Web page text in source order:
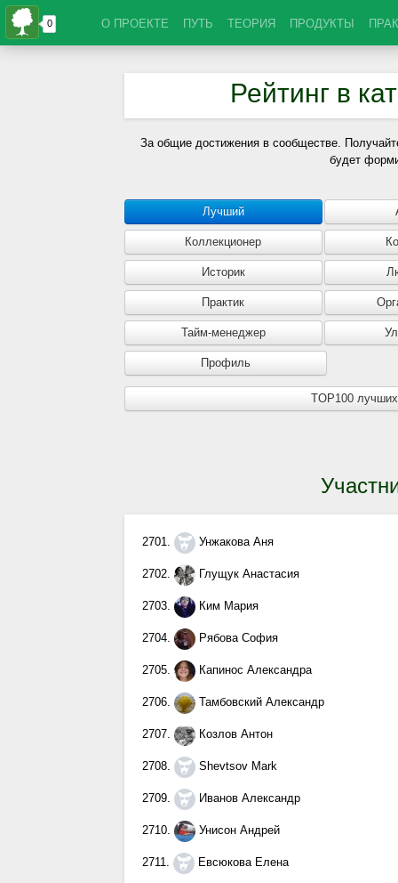
О ПРОЕКТЕ ПУТЬ ТЕОРИЯ ПРОДУКТЫ
Рейтинг в
За общие достижения в сообществе.
будет
Лучший
Коллекционер
Историк
Практик
Тайм-менеджер
Профиль
TOP100
2701. Унжакова Аня
2702. Глущук Анастасия
2703. Ким Мария
2704. Рябова София
2705. Капинос Александра
2706. Тамбовский Александр
2707. Козлов Антон
2708. Shevtsov Mark
2709. Иванов Александр
2710. Унисон Андрей
2711. Евсюкова Елена